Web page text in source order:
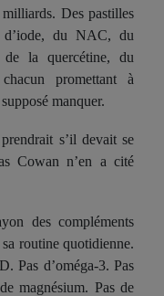
Des pastilles
d’iode, du NAC, du
de la quercétine, du
promettant à
manquer.
s’il devait se
Cowan n’en a cité
des compléments
routine quotidienne.
Pas d’oméga-3. Pas
magnésium. Pas de